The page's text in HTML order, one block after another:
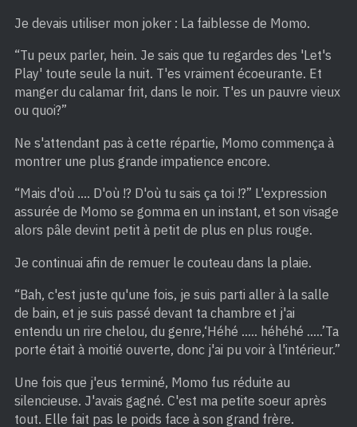
Je devais utiliser mon joker : La faiblesse de Momo.
“Tu peux parler, hein. Je sais que tu regardes des 'Let's
Play' toute seule la nuit. T'es vraiment écoeurante. Et
manger du calamar frit, dans le noir. T'es un pauvre vieux
ou quoi?”
Ne s'attendant pas à cette répartie, Momo commença à
montrer une plus grande impatience encore.
“Mais d'où …. D'où !? D'où tu sais ça toi !?” L'expression
assurée de Momo se gomma en un instant, et son visage
alors pâle devint petit à petit de plus en plus rouge.
Je continuai afin de remuer le couteau dans la plaie.
“Bah, c'est juste qu'une fois, je suis parti aller à la salle
de bain, et je suis passé devant ta chambre et j'ai
entendu un rire chelou, du genre,‘Héhé ….. héhéhé …..’Ta
porte était à moitié ouverte, donc j'ai pu voir à l'intérieur.”
Une fois que j'eus terminé, Momo fus réduite au
silencieuse. J'avais gagné. C'est ma petite soeur après
tout. Elle fait pas le poids face à son grand frère.